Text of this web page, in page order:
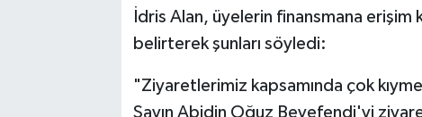
İdris Alan, üyelerin finansmana erişim
belirterek şunları söyledi:
"Ziyaretlerimiz kapsamında çok
Sayın Abidin Oğuz Beyefendi'yi